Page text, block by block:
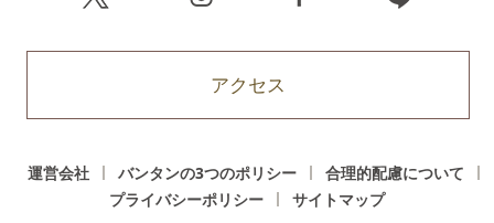
アクセス
運営会社 バンタンの3つのポリシー
合理的配慮について
プライバシーポリシー
サイトマップ